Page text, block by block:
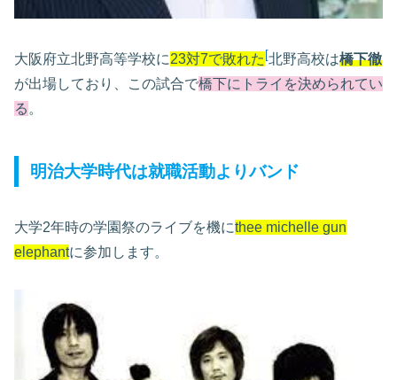
大阪府立北野高等学校に23対7で敗れた [北野高校は橋下徹
が出場しており、この試合で橋下にトライを決められてい
る。
明治大学時代は就職活動よりバンド
大学2年時の学園祭のライブを機にthee michelle gun
elephantに参加します。